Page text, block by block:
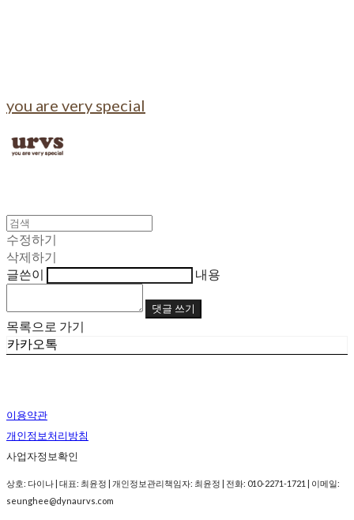
you are very special
수정하기
삭제하기
글쓴이
내용
댓글 쓰기
목록으로 가기
카카오톡
이용약관
개인정보처리방침
사업자정보확인
상호: 다이나 | 대표: 최윤정 | 개인정보관리책임자: 최윤정 | 전화: 010-2271-1721 | 이메일:
seunghee@dynaurvs.com